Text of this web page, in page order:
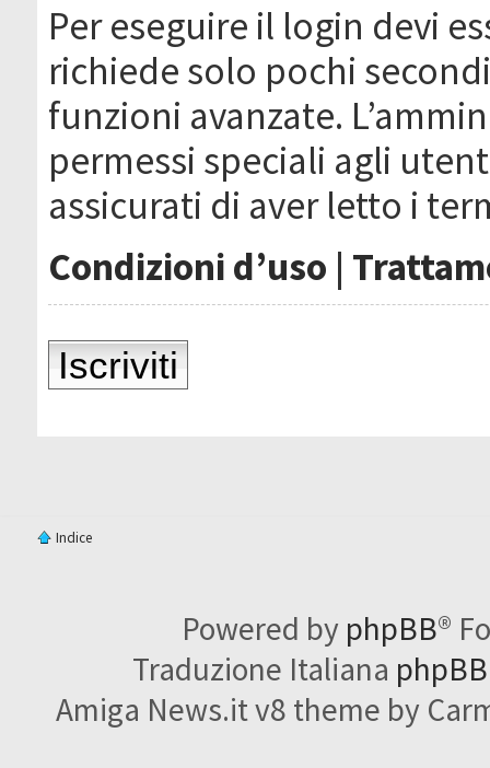
Per eseguire il login devi
richiede solo pochi
funzioni avanzate.
permessi speciali agli
assicurati di aver letto i
Condizioni d’uso |
Iscriviti
Indice
Powered by phpBB®
Traduzione Italiana
Amiga News.it v8 theme by